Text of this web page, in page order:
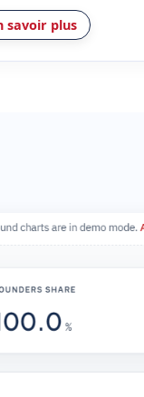
savoir plus